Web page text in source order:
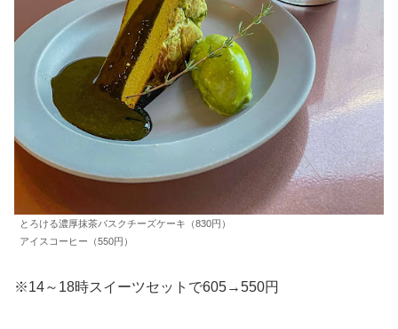
とろける濃厚抹茶バスクチーズケーキ（830円）
アイスコーヒー（550円）
※14～18時スイーツセットで605→550円